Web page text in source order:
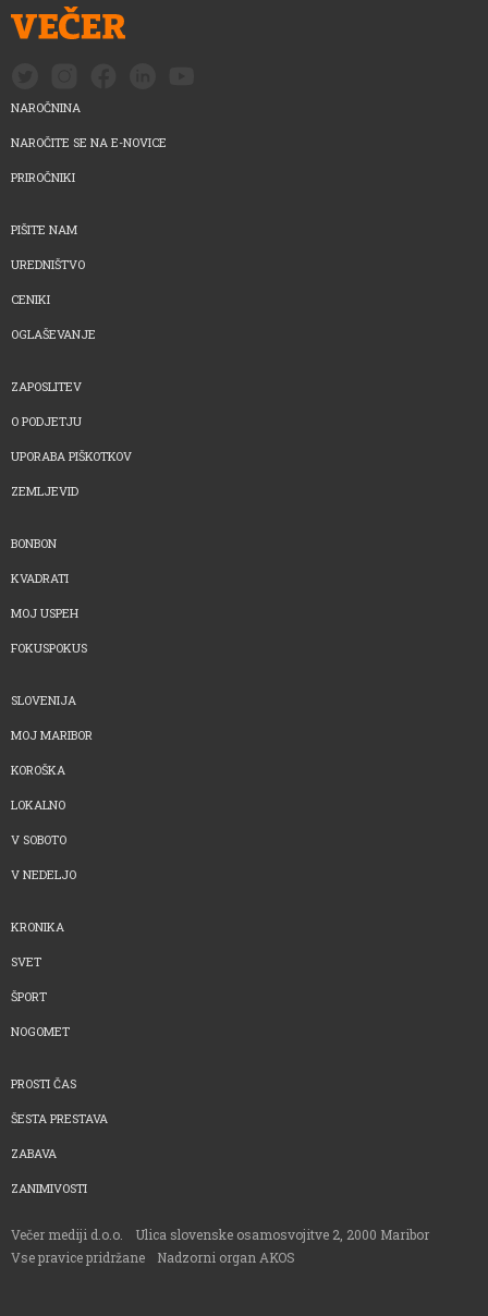
NAROČNINA
NAROČITE SE NA E-NOVICE
PRIROČNIKI
PIŠITE NAM
UREDNIŠTVO
CENIKI
OGLAŠEVANJE
ZAPOSLITEV
O PODJETJU
UPORABA PIŠKOTKOV
ZEMLJEVID
BONBON
KVADRATI
MOJ USPEH
FOKUSPOKUS
SLOVENIJA
MOJ MARIBOR
KOROŠKA
LOKALNO
V SOBOTO
V NEDELJO
KRONIKA
SVET
ŠPORT
NOGOMET
PROSTI ČAS
ŠESTA PRESTAVA
ZABAVA
ZANIMIVOSTI
Večer mediji d.o.o.
Ulica slovenske osamosvojitve 2, 2000 Maribor
Vse pravice pridržane
Nadzorni organ AKOS